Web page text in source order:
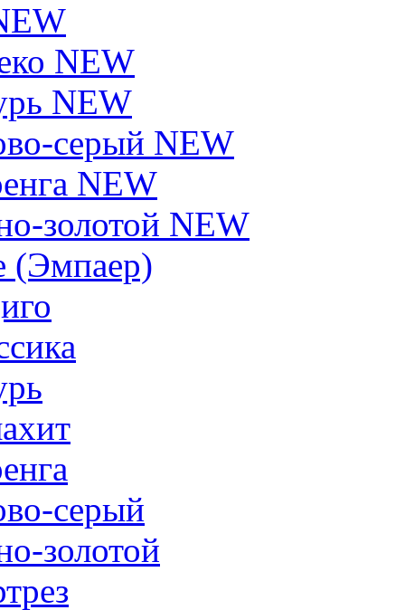
NEW
NEW
серый NEW
NEW
золотой NEW
(Эмпаер)
серый
золотой